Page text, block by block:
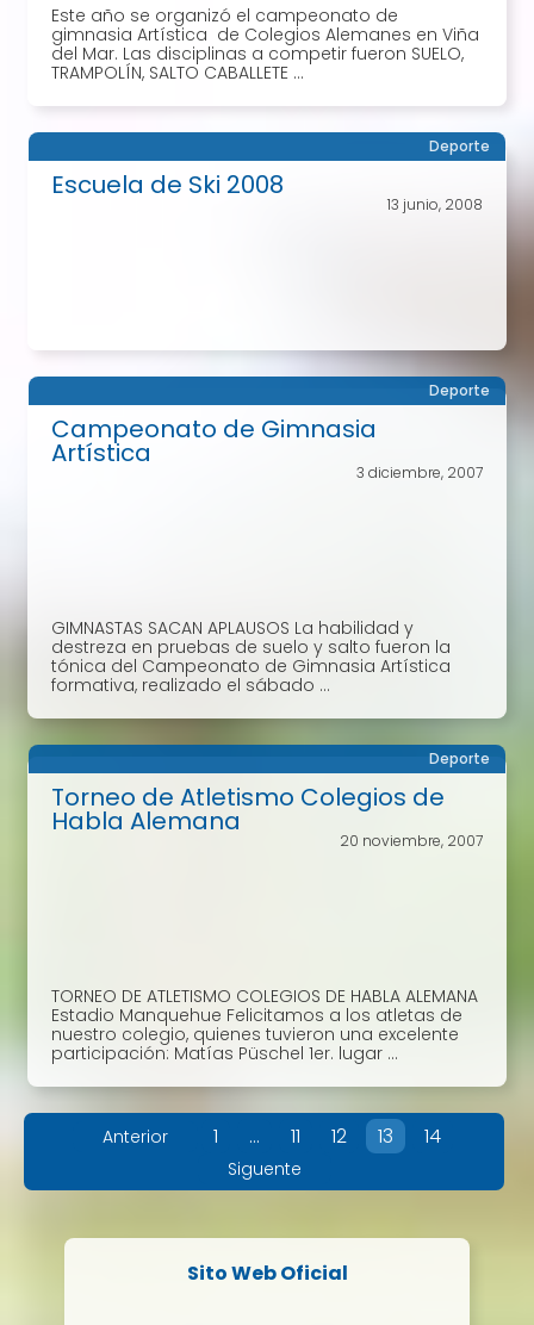
Este año se organizó el campeonato de
gimnasia Artística de Colegios Alemanes en Viña
del Mar. Las disciplinas a competir fueron SUELO,
TRAMPOLÍN, SALTO CABALLETE ...
Deporte
Escuela de Ski 2008
13 junio, 2008
Deporte
Campeonato de Gimnasia
Artística
3 diciembre, 2007
GIMNASTAS SACAN APLAUSOS La habilidad y
destreza en pruebas de suelo y salto fueron la
tónica del Campeonato de Gimnasia Artística
formativa, realizado el sábado ...
Deporte
Torneo de Atletismo Colegios de
Habla Alemana
20 noviembre, 2007
TORNEO DE ATLETISMO COLEGIOS DE HABLA ALEMANA
Estadio Manquehue Felicitamos a los atletas de
nuestro colegio, quienes tuvieron una excelente
participación: Matías Püschel 1er. lugar ...
Anterior 1 … 11 12 13 14
Siguente
Sito Web Oficial